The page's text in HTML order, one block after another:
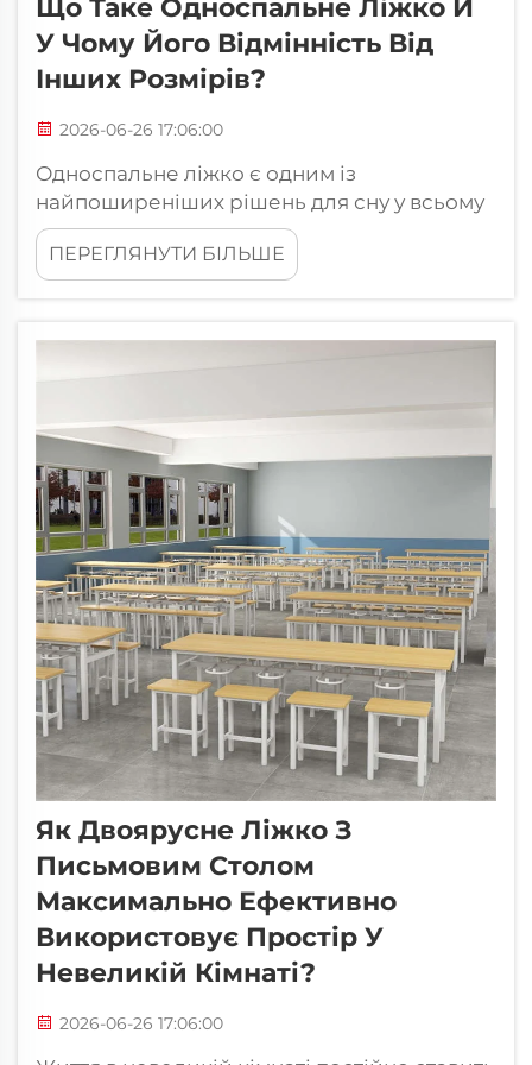
Що Таке Односпальне Ліжко Й
У Чому Його Відмінність Від
Інших Розмірів?
2026-06-26 17:06:00
Односпальне ліжко є одним із
найпоширеніших рішень для сну у всьому
світі, однак його точні технічні
характеристики та відмінності від інших
розмірів матраців часто викликають
визначає односпальне ліжко, є важливим
ПЕРЕГЛЯНУТИ БІЛЬШЕ
Як Двоярусне Ліжко З
Письмовим Столом
Максимально Ефективно
Використовує Простір У
Невеликій Кімнаті?
2026-06-26 17:06:00